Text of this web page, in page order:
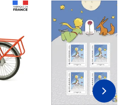
Prix 7,50€